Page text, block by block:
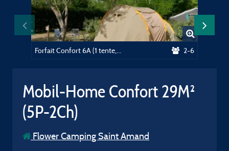
2-6
Mobil-Home Confort 29M²
(5P-2Ch)
Flower Camping Saint Amand